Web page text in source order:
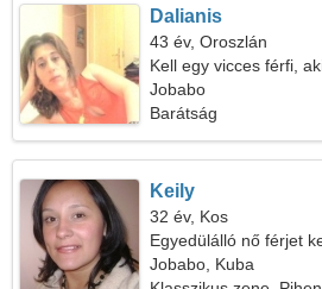
Dalianis
43 év, Oroszlán
Kell egy vicces férfi,
Jobabo
Barátság
Keily
32 év, Kos
Egyedülálló nő férjet
Jobabo, Kuba